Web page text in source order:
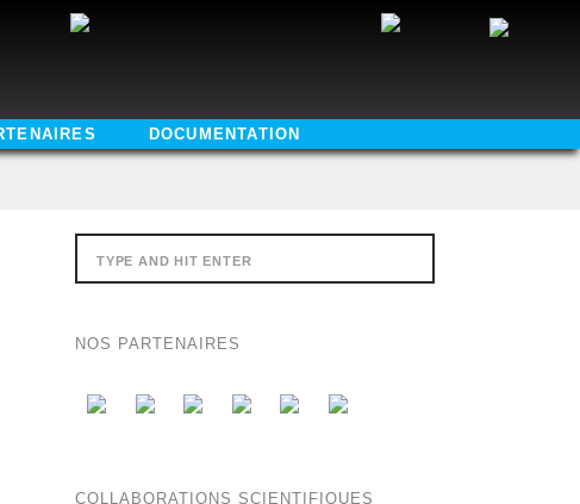
DOCUMENTATION
NOS PARTENAIRES
COLLABORATIONS SCIENTIFIQUES